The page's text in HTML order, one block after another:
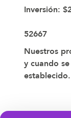
52667
Nuestros
y cuando
establecido.